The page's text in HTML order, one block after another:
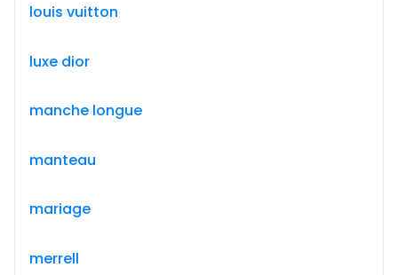
louis vuitton
luxe dior
manche longue
manteau
mariage
merrell